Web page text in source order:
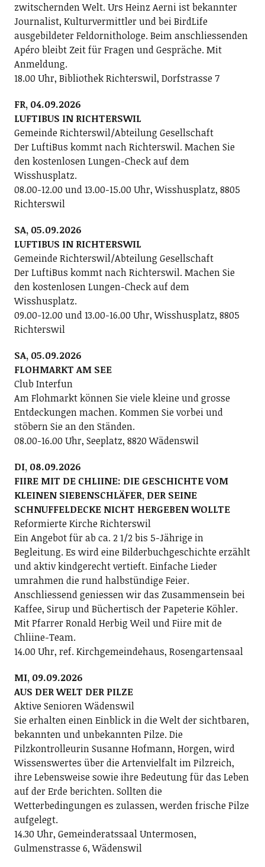
zwitschernden Welt. Urs Heinz Aerni ist bekannter
Journalist, Kulturvermittler und bei BirdLife
ausgebildeter Feldornithologe. Beim anschliessenden
Apéro bleibt Zeit für Fragen und Gespräche. Mit
Anmeldung.
18.00 Uhr, Bibliothek Richterswil, Dorfstrasse 7
FR, 04.09.2026
LUFTIBUS IN RICHTERSWIL
Gemeinde Richterswil/Abteilung Gesellschaft
Der LuftiBus kommt nach Richterswil. Machen Sie
den kostenlosen Lungen-Check auf dem
Wisshusplatz.
08.00-12.00 und 13.00-15.00 Uhr, Wisshusplatz, 8805
Richterswil
SA, 05.09.2026
LUFTIBUS IN RICHTERSWIL
Gemeinde Richterswil/Abteilung Gesellschaft
Der LuftiBus kommt nach Richterswil. Machen Sie
den kostenlosen Lungen-Check auf dem
Wisshusplatz.
09.00-12.00 und 13.00-16.00 Uhr, Wisshusplatz, 8805
Richterswil
SA, 05.09.2026
FLOHMARKT AM SEE
Club Interfun
Am Flohmarkt können Sie viele kleine und grosse
Entdeckungen machen. Kommen Sie vorbei und
stöbern Sie an den Ständen.
08.00-16.00 Uhr, Seeplatz, 8820 Wädenswil
DI, 08.09.2026
FIIRE MIT DE CHLIINE: DIE GESCHICHTE VOM
KLEINEN SIEBENSCHLÄFER, DER SEINE
SCHNUFFELDECKE NICHT HERGEBEN WOLLTE
Reformierte Kirche Richterswil
Ein Angebot für ab ca. 2 1/2 bis 5-Jährige in
Begleitung. Es wird eine Bilderbuchgeschichte erzählt
und aktiv kindgerecht vertieft. Einfache Lieder
umrahmen die rund halbstündige Feier.
Anschliessend geniessen wir das Zusammensein bei
Kaffee, Sirup und Büchertisch der Papeterie Köhler.
Mit Pfarrer Ronald Herbig Weil und Fiire mit de
Chliine-Team.
14.00 Uhr, ref. Kirchgemeindehaus, Rosengartensaal
MI, 09.09.2026
AUS DER WELT DER PILZE
Aktive Senioren Wädenswil
Sie erhalten einen Einblick in die Welt der sichtbaren,
bekannten und unbekannten Pilze. Die
Pilzkontrolleurin Susanne Hofmann, Horgen, wird
Wissenswertes über die Artenvielfalt im Pilzreich,
ihre Lebensweise sowie ihre Bedeutung für das Leben
auf der Erde berichten. Sollten die
Wetterbedingungen es zulassen, werden frische Pilze
aufgelegt.
14.30 Uhr, Gemeinderatssaal Untermosen,
Gulmenstrasse 6, Wädenswil